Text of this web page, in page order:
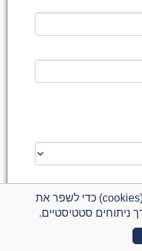
קארדקום -סליקת אשראי
אנחנו משתמשים בקבצי עוגיות (cookies) כדי לשפר את
ניתוחים סטטיסטיים.